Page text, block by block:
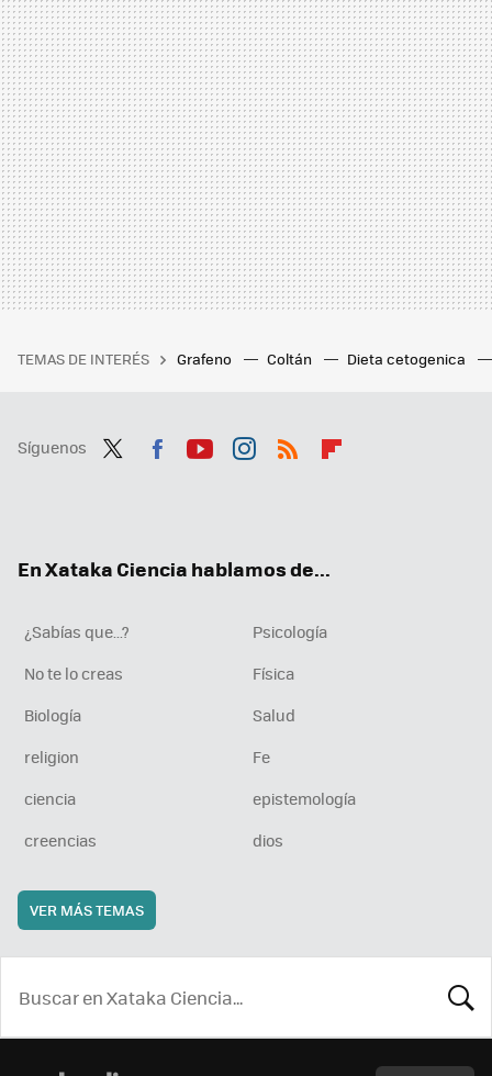
TEMAS DE INTERÉS Grafeno Coltán Dieta cetogenica
Síguenos
En Xataka Ciencia hablamos de...
¿Sabías que...?
Psicología
No te lo creas
Física
Biología
Salud
religion
Fe
ciencia
epistemología
creencias
dios
VER MÁS TEMAS